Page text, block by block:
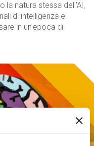
la natura stessa dell'AI,
di intelligenza e
in un'epoca di